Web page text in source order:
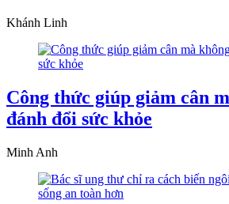
Khánh Linh
Công thức giúp giảm cân
đánh đổi sức khỏe
Minh Anh